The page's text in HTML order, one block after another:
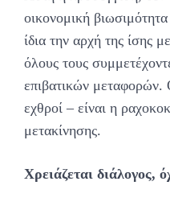
οικονομική
ίδια την αρχή της ίσης
όλους τους
επιβατικών μεταφορών.
εχθροί – είναι η
μετακίνησης.
Χρειάζεται διάλογος,